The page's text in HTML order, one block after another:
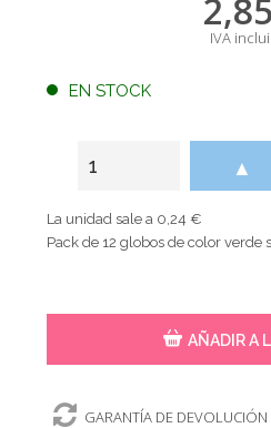
2,85
IVA
EN STOCK
▲
La unidad sale a 0,24 €
Pack de 12 globos de color
AÑADIR A
GARANTÍA DE DEVOLUCIÓN